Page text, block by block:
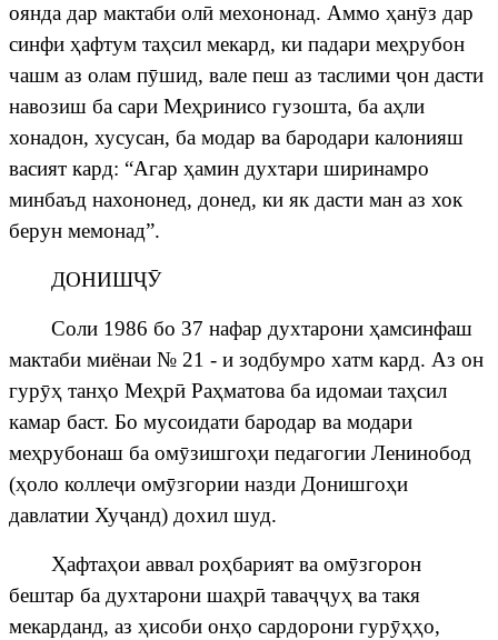
оянда дар мактаби олӣ мехононад. Аммо ҳанӯз дар
синфи ҳафтум таҳсил мекард, ки падари меҳрубон
чашм аз олам пӯшид, вале пеш аз таслими ҷон дасти
навозиш ба сари Меҳринисо гузошта, ба аҳли
хонадон, хусусан, ба модар ва бародари калонияш
васият кард: “Агар ҳамин духтари ширинамро
минбаъд нахононед, донед, ки як дасти ман аз хок
берун мемонад”.
ДОНИШҶӮ
Соли 1986 бо 37 нафар духтарони ҳамсинфаш
мактаби миёнаи № 21 - и зодбумро хатм кард. Аз он
гурӯҳ танҳо Меҳрӣ Раҳматова ба идомаи таҳсил
камар баст. Бо мусоидати бародар ва модари
меҳрубонаш ба омӯзишгоҳи педагогии Ленинобод
(ҳоло коллеҷи омӯзгории назди Донишгоҳи
давлатии Хуҷанд) дохил шуд.
Ҳафтаҳои аввал роҳбарият ва омӯзгорон
бештар ба духтарони шаҳрӣ таваҷҷуҳ ва такя
мекарданд, аз ҳисоби онҳо сардорони гурӯҳҳо,